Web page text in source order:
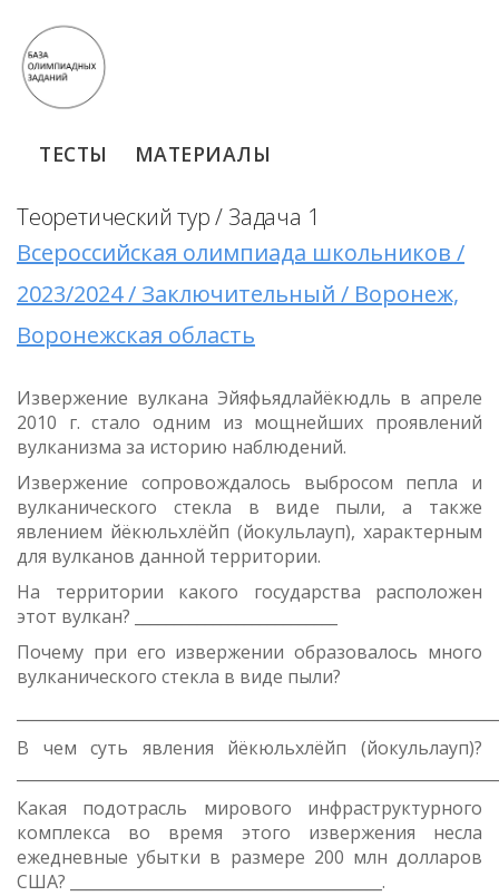
ТЕСТЫ МАТЕРИАЛЫ
Теоретический тур / Задача 1
Всероссийская олимпиада школьников /
2023/2024 / Заключительный / Воронеж,
Воронежская область
Извержение вулкана Эйяфьядлайёкюдль в апреле
2010 г. стало одним из мощнейших проявлений
вулканизма за историю наблюдений.
Извержение сопровождалось выбросом пепла и
вулканического стекла в виде пыли, а также
явлением йёкюльхлёйп (йокульлауп), характерным
для вулканов данной территории.
На территории какого государства расположен
этот вулкан? __________________________
Почему при его извержении образовалось много
вулканического стекла в виде пыли?
В чем суть явления йёкюльхлёйп (йокульлауп)?
Какая подотрасль мирового инфраструктурного
комплекса во время этого извержения несла
ежедневные убытки в размере 200 млн долларов
США? ________________________________________.